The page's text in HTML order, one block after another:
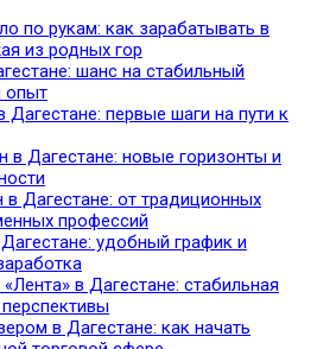
по рукам: как зарабатывать в
из родных гор
шанс на стабильный
опыт
первые шаги на пути к
Дагестане: новые горизонты и
Дагестане: от традиционных
профессий
удобный график и
в Дагестане: стабильная
в Дагестане: как начать